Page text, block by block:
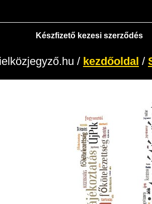
Készfizető kezesi szerződés
/ kezdőoldal /